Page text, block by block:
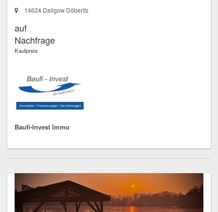
14624 Dallgow Döberitz
auf
Nachfrage
Kaufpreis
Baufi-Invest Immo